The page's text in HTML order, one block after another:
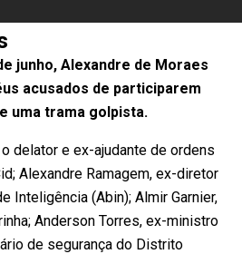
junho, Alexandre de Moraes
acusados de participarem
uma trama golpista.
delator e ex-ajudante de ordens
Alexandre Ramagem, ex-diretor
Inteligência (Abin); Almir Garnier,
Anderson Torres, ex-ministro
de segurança do Distrito